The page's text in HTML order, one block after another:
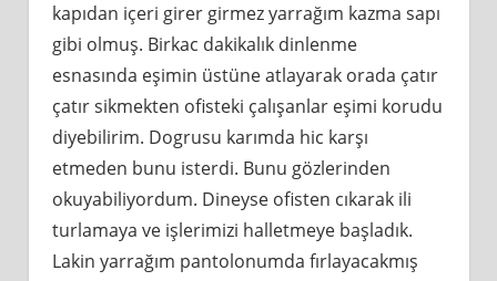
kapıdan içeri girer girmez yarrağım kazma sapı
gibi olmuş. Birkac dakikalık dinlenme
esnasında eşimin üstüne atlayarak orada çatır
çatır sikmekten ofisteki çalışanlar eşimi korudu
diyebilirim. Dogrusu karımda hic karşı
etmeden bunu isterdi. Bunu gözlerinden
okuyabiliyordum. Dineyse ofisten cıkarak ili
turlamaya ve işlerimizi halletmeye başladık.
Lakin yarrağım pantolonumda fırlayacakmış